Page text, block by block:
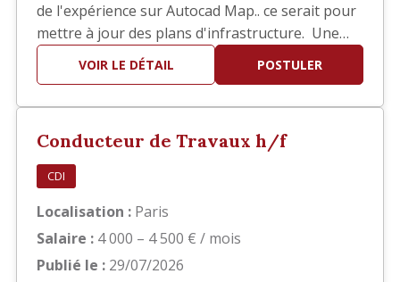
de l'expérience sur Autocad Map.. ce serait pour
mettre à jour des plans d'infrastructure. Une
bonne connaissance des SIG est demandée. Il
s'agit d'une mission d'intérim de 6 mois basée
VOIR LE DÉTAIL POSTULER
Conducteur de Travaux h/f
CDI
Localisation : Paris
Salaire : 4 000 – 4 500 € / mois
Publié le : 29/07/2026